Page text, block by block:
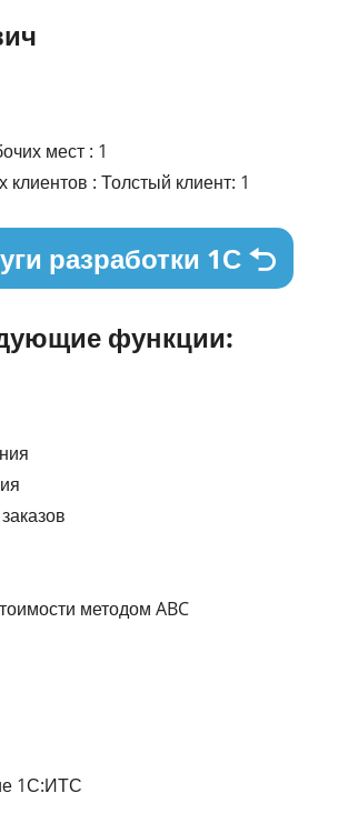
мест : 1
: Толстый клиент: 1
разработки 1С
функции:
методом ABC
1С:ИТС